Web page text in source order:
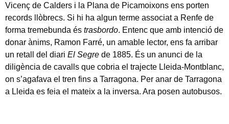
Vicenç de Calders i la Plana de Picamoixons ens porten
records llòbrecs. Si hi ha algun terme associat a Renfe de
forma tremebunda és trasbordo. Entenc que amb intenció de
donar ànims, Ramon Farré, un amable lector, ens fa arribar
un retall del diari El Segre de 1885. És un anunci de la
diligència de cavalls que cobria el trajecte Lleida-Montblanc,
on s’agafava el tren fins a Tarragona. Per anar de Tarragona
a Lleida es feia el mateix a la inversa. Ara posen autobusos.